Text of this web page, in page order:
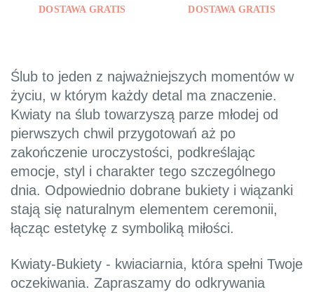
DOSTAWA GRATIS DOSTAWA GRATIS
Ślub to jeden z najważniejszych momentów w
życiu, w którym każdy detal ma znaczenie.
Kwiaty na ślub towarzyszą parze młodej od
pierwszych chwil przygotowań aż po
zakończenie uroczystości, podkreślając
emocje, styl i charakter tego szczególnego
dnia. Odpowiednio dobrane bukiety i wiązanki
stają się naturalnym elementem ceremonii,
łącząc estetykę z symboliką miłości.
Kwiaty-Bukiety - kwiaciarnia, która spełni Twoje
oczekiwania. Zapraszamy do odkrywania